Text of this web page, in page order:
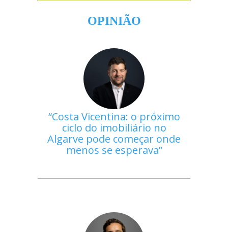
OPINIÃO
Costa Vicentina: o próximo
ciclo do imobiliário no
Algarve pode começar onde
menos se esperava